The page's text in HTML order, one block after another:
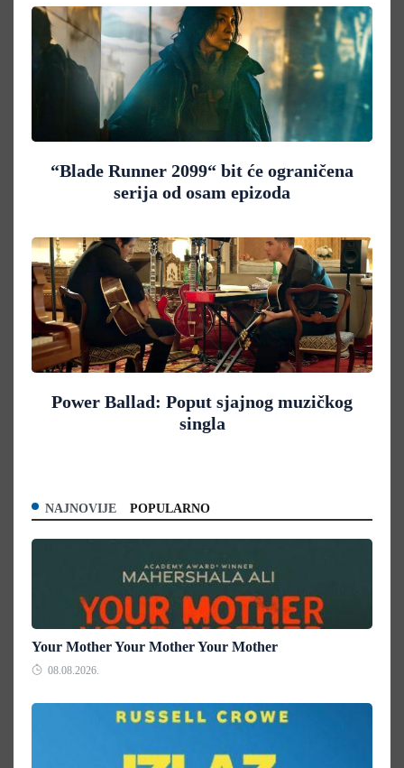
“Blade Runner 2099“ bit će ograničena
serija od osam epizoda
Power Ballad: Poput sjajnog muzičkog
singla
NAJNOVIJE POPULARNO
Your Mother Your Mother Your Mother
08.08.2026.